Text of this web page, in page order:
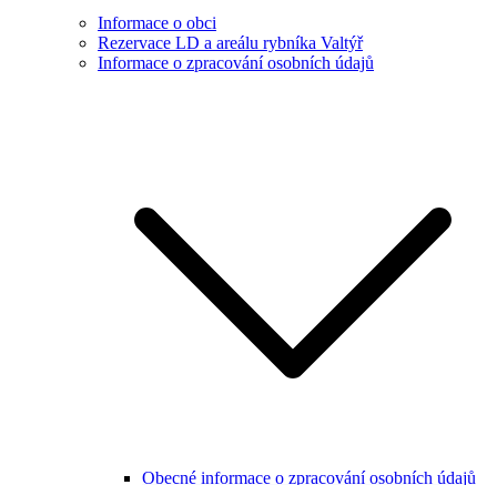
Informace o obci
Rezervace LD a areálu rybníka Valtýř
Informace o zpracování osobních údajů
Obecné informace o zpracování osobních údajů